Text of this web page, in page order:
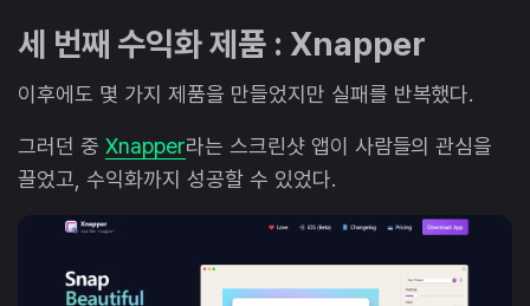
세 번째 수익화 제품 : Xnapper
이후에도 몇 가지 제품을 만들었지만 실패를 반복했다.
그러던 중 Xnapper라는 스크린샷 앱이 사람들의 관심을
끌었고, 수익화까지 성공할 수 있었다.